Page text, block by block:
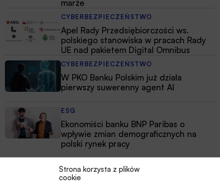
Strona korzysta z plików
cookie
marże
CYBERBEZPIECZEŃSTWO
Apel Rady Przedsiębiorczości ws.
polskiego stanowiska w pracach Rady
UE nad pakietem Digital Omnibus
CYBERBEZPIECZEŃSTWO
W PKO Banku Polskim już działa
pierwszy suwerenny agent AI
ESG
Ekonomiści banku BNP Paribas o
wpływie zmian demograficznych na
polski rynek pracy